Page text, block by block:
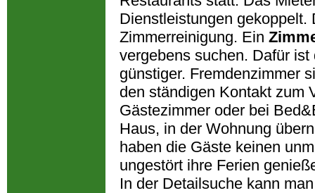
Dienstleistungen gekoppelt.
Zimmerreinigung. Ein
vergebens suchen. Dafür
günstiger. Fremdenzimmer
den ständigen Kontakt zum
Gästezimmer oder bei
Haus, in der Wohnung
haben die Gäste keinen
ungestört ihre Ferien
In der Detailsuche kann